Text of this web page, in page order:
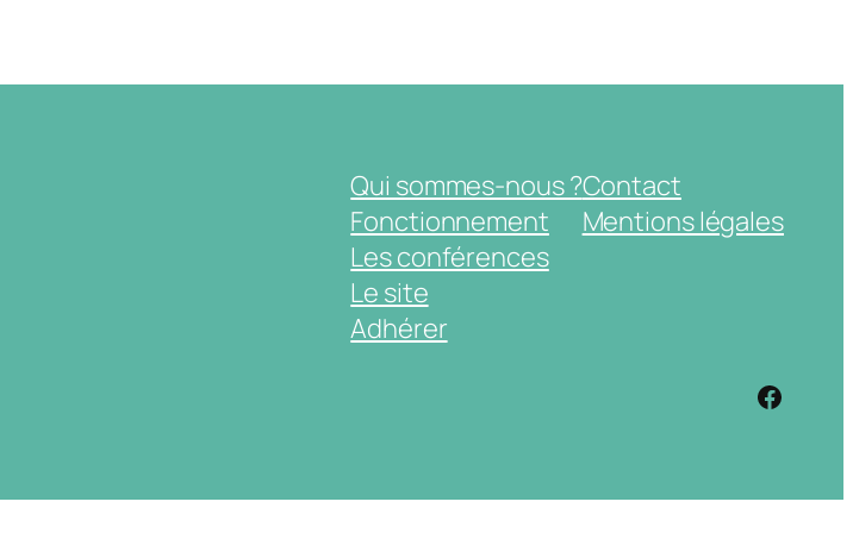
Qui sommes-nous ?
Fonctionnement
Les conférences
Le site
Adhérer
Contact
Mentions légales